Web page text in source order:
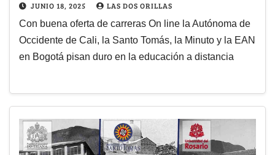
JUNIO 18, 2025 LAS DOS ORILLAS
Con buena oferta de carreras On line la Autónoma de
Occidente de Cali, la Santo Tomás, la Minuto y la EAN
en Bogotá pisan duro en la educación a distancia